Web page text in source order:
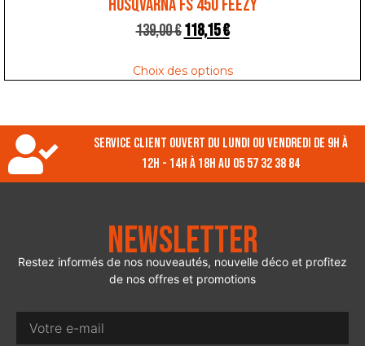
HUSQVARNA FS 450 FEEZY
139,00€118,15€
Choix des options
Service client ouvert du lundi ou vendredi de 9h à
12h - 14h à 18h au 05 57 32 38 84
Newsletter
Restez informés de nos nouveautés, nouvelle déco et profitez
de nos offres et promotions